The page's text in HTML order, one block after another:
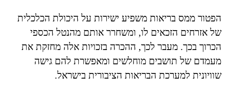
הפטור ממס בריאות משפיע ישירות על היכולת הכלכלית
של אזרחים הזכאים לו, ומשחרר אותם מהנטל הכספי
הכרוך בכך. מעבר לכך, ההכרה בזכויות אלה מחזקת את
מעמדם של תושבים מוחלשים ומאפשרת להם גישה
שוויונית למערכת הבריאות הציבורית בישראל.